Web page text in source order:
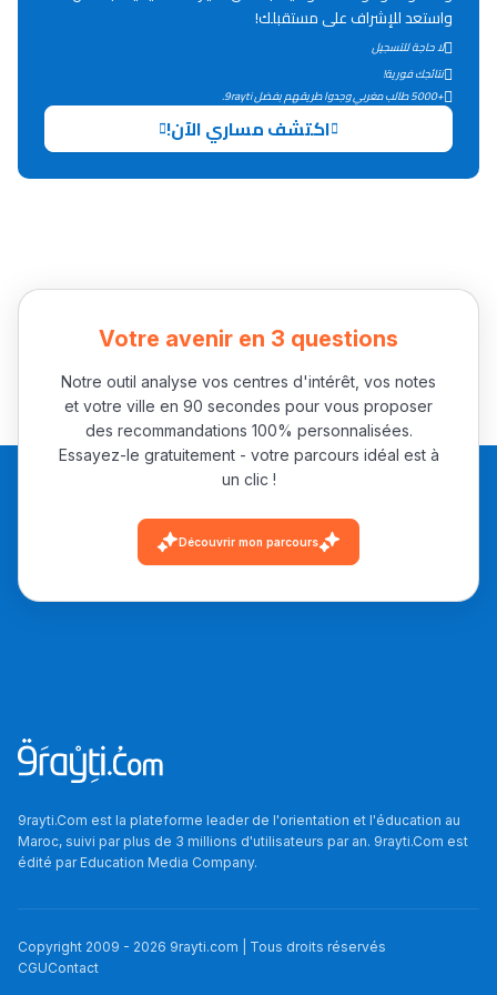
Collège au Maroc
التعليم الثانوي الإعدادي
+ de 89 Interviews/Vidéos
دليل المهن
دليل التوجيه
Ki Derti Liha
باش تقدر تساعد الناس
يلقاو التوازن من الدّاخل
واستعد للإشراف على مستقبلك!
لا حاجة للتسجيل
نتائجك فورية!
+5000 طالب مغربي وجدوا طريقهم بفضل 9rayti.
اكتشف مساري الآن!
Votre avenir en 3 questions
Notre outil analyse vos centres d'intérêt, vos notes
et votre ville en 90 secondes pour vous proposer
des recommandations 100% personnalisées.
Essayez-le gratuitement - votre parcours idéal est à
un clic !
Découvrir mon parcours
9rayti.Com est la plateforme leader de l'orientation et l'éducation au
Maroc, suivi par plus de 3 millions d'utilisateurs par an. 9rayti.Com est
édité parEducation Media Company.
Copyright 2009 - 2026 9rayti.com | Tous droits réservés
CGUContact